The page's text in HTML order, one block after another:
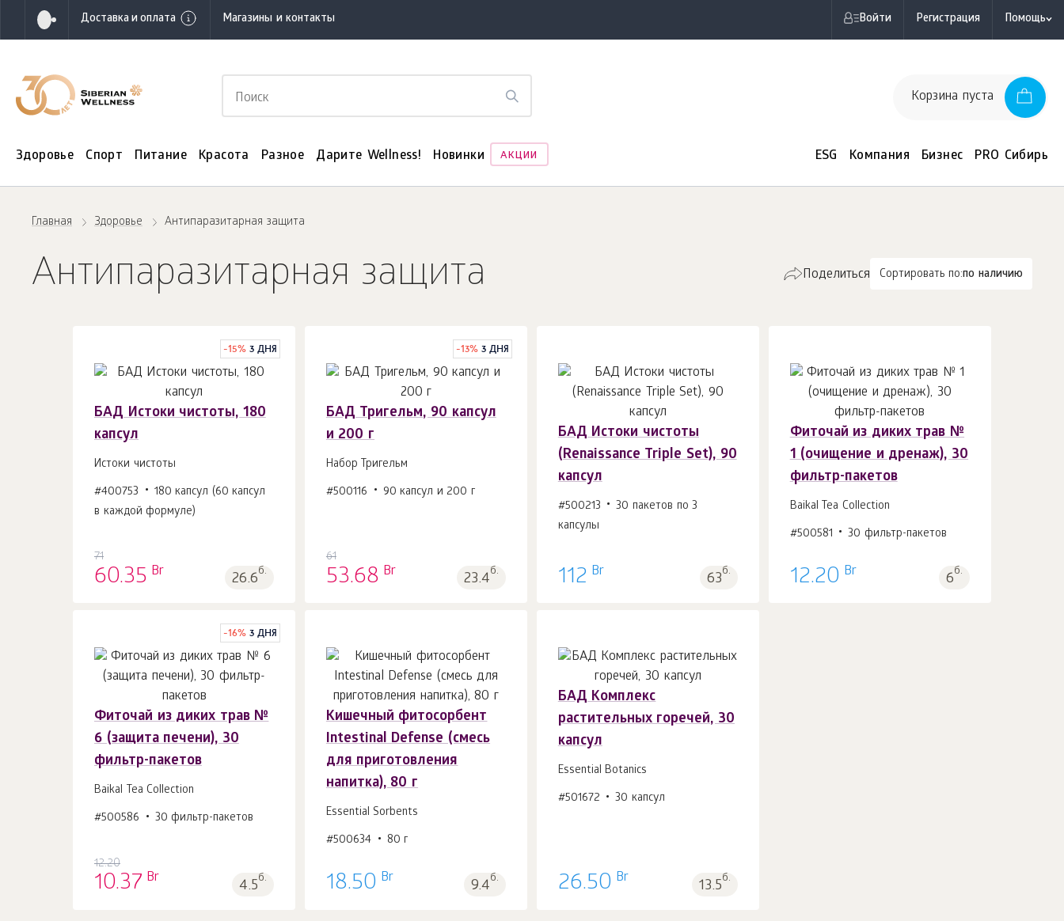
Доставка и оплата Магазины и контакты Войти Регистрация Помощь
Корзина пуста
Здоровье Спорт Питание Красота Разное Дарите Wellness! Новинки АКЦИИ ESG Компания Бизнес PRO Сибирь
Главная Здоровье Антипаразитарная защита
Антипаразитарная защита Сортировать по:по наличию
Поделиться
-15% 3 ДНЯ
БАД Истоки чистоты, 180
капсул
Истоки чистоты
#400753
180 капсул (60 капсул
в каждой формуле)
71
60.35 Br 26.6б.
-13% 3 ДНЯ
БАД Тригельм, 90 капсул
и 200 г
Набор Тригельм
#500116 90 капсул и 200 г
61
53.68 Br 23.4б.
БАД Истоки чистоты
(Renaissance Triple Set), 90
капсул
#500213
30 пакетов по 3
капсулы
112 Br 63б.
В корзину 1 шт.
Фиточай из диких трав №
1 (очищение и дренаж), 30
фильтр-пакетов
Baikal Tea Collection
#500581 30 фильтр-пакетов
12.20 Br 6б.
В корзину 1шт.
-16% 3 ДНЯ
Фиточай из диких трав №
6 (защита печени), 30
фильтр-пакетов
Baikal Tea Collection
#500586 30 фильтр-пакетов
12.20
10.37 Br 4.5б.
В корзину 1шт.
Кишечный фитосорбент
Intestinal Defense (смесь
для приготовления
напитка), 80 г
Essential Sorbents
#500634 80 г
18.50 Br 9.4б.
В корзину 1шт.
БАД Комплекс
растительных горечей, 30
капсул
Essential Botanics
#501672 30 капсул
26.50 Br 13.5б.